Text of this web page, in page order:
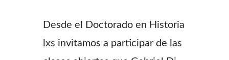
Desde el Doctorado en Historia
lxs invitamos a participar de las